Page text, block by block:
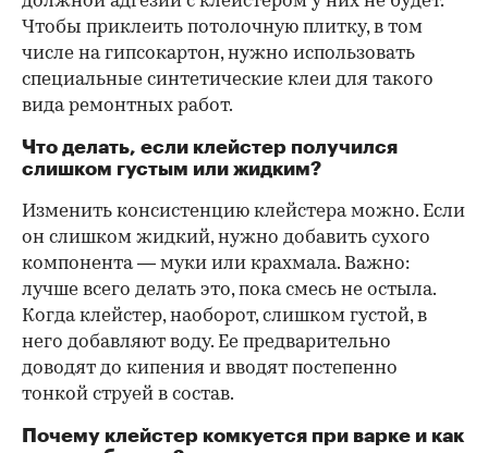
Чтобы приклеить потолочную плитку, в том
числе на гипсокартон, нужно использовать
специальные синтетические клеи для такого
вида ремонтных работ.
Что делать, если клейстер получился
слишком густым или жидким?
Изменить консистенцию клейстера можно. Если
он слишком жидкий, нужно добавить сухого
компонента — муки или крахмала. Важно:
лучше всего делать это, пока смесь не остыла.
Когда клейстер, наоборот, слишком густой, в
него добавляют воду. Ее предварительно
доводят до кипения и вводят постепенно
тонкой струей в состав.
Почему клейстер комкуется при варке и как